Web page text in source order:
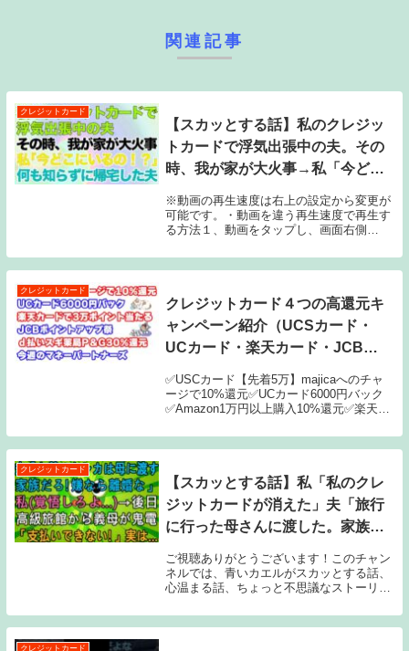
関連記事
クレジットカード
【スカッとする話】私のクレジッ
トカードで浮気出張中の夫。その
時、我が家が大火事→私「今どこ
→何も知らずに帰宅した浮気夫
※動画の再生速度は右上の設定から変更が
可能です。・動画を違う再生速度で再生す
る方法１、動画をタップし、画面右側
プします。３、動画を再生する速度を選択
します。±1，5倍や2倍の速度で視聴可能に
クレジットカード
クレジットカード４つの高還元キ
ャンペーン紹介（UCSカード・
UCカード・楽天カード・JCBカ
✅USCカード【先着5万】majicaへのチャ
ージで10%還元✅UCカード6000円バック
✅Amazon1万円以上購入10%還元✅楽天カ
ルMNP手順実演解説動画★【楽天カード会
員限定】楽天モバイル...
クレジットカード
【スカッとする話】私「私のクレ
ジットカードが消えた」夫「旅行
に行った母さんに渡した。家族だ
提出→後日、高級旅館に泊まった
義母から慌てて連絡「支払いがで
きない！」実は…【修
ご視聴ありがとうございます！このチャン
ネルでは、青いカエルがスカッとする話、
心温まる話、ちょっと不思議なストーリー
たら「いいね」と「コメント」もぜひ！あ
なたの応援が次の物語の力になります。#
クレジットカード